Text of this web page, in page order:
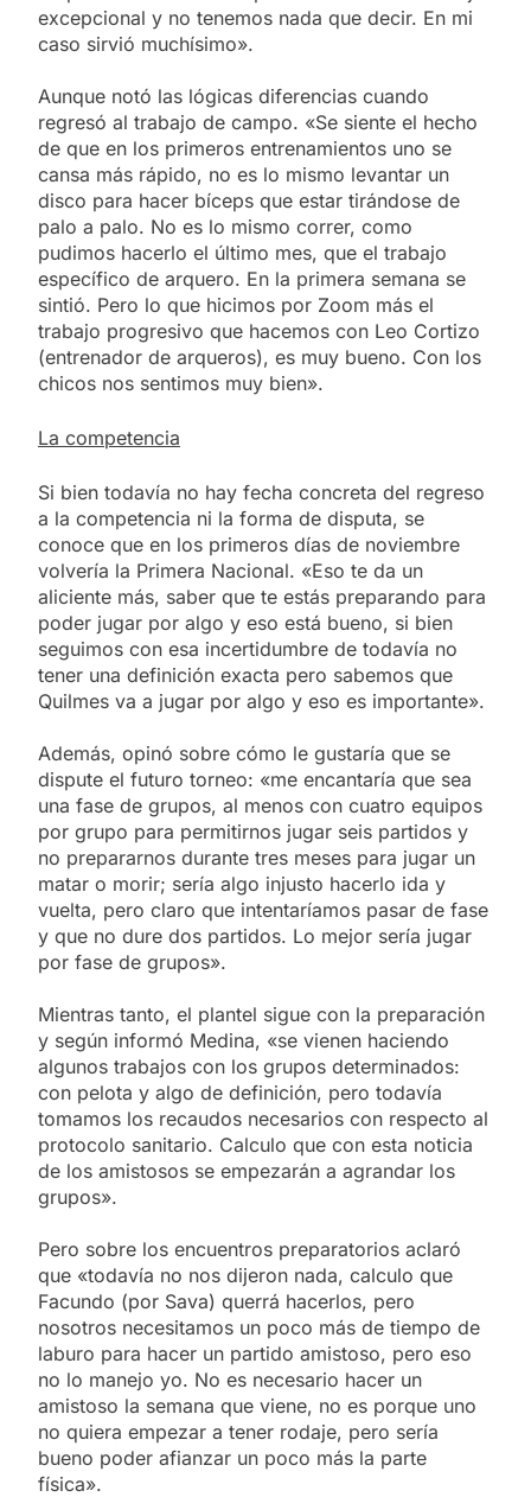
excepcional y no tenemos nada que decir. En mi
caso sirvió muchísimo».
Aunque notó las lógicas diferencias cuando
regresó al trabajo de campo. «Se siente el hecho
de que en los primeros entrenamientos uno se
cansa más rápido, no es lo mismo levantar un
disco para hacer bíceps que estar tirándose de
palo a palo. No es lo mismo correr, como
pudimos hacerlo el último mes, que el trabajo
específico de arquero. En la primera semana se
sintió. Pero lo que hicimos por Zoom más el
trabajo progresivo que hacemos con Leo Cortizo
(entrenador de arqueros), es muy bueno. Con los
chicos nos sentimos muy bien».
La competencia
Si bien todavía no hay fecha concreta del regreso
a la competencia ni la forma de disputa, se
conoce que en los primeros días de noviembre
volvería la Primera Nacional. «Eso te da un
aliciente más, saber que te estás preparando para
poder jugar por algo y eso está bueno, si bien
seguimos con esa incertidumbre de todavía no
tener una definición exacta pero sabemos que
Quilmes va a jugar por algo y eso es importante».
Además, opinó sobre cómo le gustaría que se
dispute el futuro torneo: «me encantaría que sea
una fase de grupos, al menos con cuatro equipos
por grupo para permitirnos jugar seis partidos y
no prepararnos durante tres meses para jugar un
matar o morir; sería algo injusto hacerlo ida y
vuelta, pero claro que intentaríamos pasar de fase
y que no dure dos partidos. Lo mejor sería jugar
por fase de grupos».
Mientras tanto, el plantel sigue con la preparación
y según informó Medina, «se vienen haciendo
algunos trabajos con los grupos determinados:
con pelota y algo de definición, pero todavía
tomamos los recaudos necesarios con respecto al
protocolo sanitario. Calculo que con esta noticia
de los amistosos se empezarán a agrandar los
grupos».
Pero sobre los encuentros preparatorios aclaró
que «todavía no nos dijeron nada, calculo que
Facundo (por Sava) querrá hacerlos, pero
nosotros necesitamos un poco más de tiempo de
laburo para hacer un partido amistoso, pero eso
no lo manejo yo. No es necesario hacer un
amistoso la semana que viene, no es porque uno
no quiera empezar a tener rodaje, pero sería
bueno poder afianzar un poco más la parte
física».